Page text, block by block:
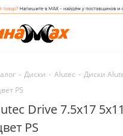
- Диски - Alutec - Диски
PS
Drive 7.5x17
PS